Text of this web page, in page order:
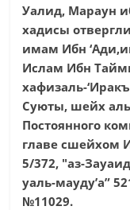
Уалид, Мараун
хадисы
имам Ибн
Ислам Ибн
хафизаль-
Суюты, шейх
Постоянного
главе сшейхом
5/372, "аз-
уаль-мауду’а”
№11029.